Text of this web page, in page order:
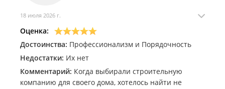
18 июля 2026 г.
Оценка:
Достоинства: Профессионализм и Порядочность
Недостатки: Их нет
Комментарий: Когда выбирали строительную
компанию для своего дома, хотелось найти не